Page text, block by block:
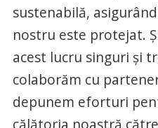
sustenabilă,
nostru este protejat.
acest lucru singuri și
colaborăm cu
depunem eforturi
călătoria noastră